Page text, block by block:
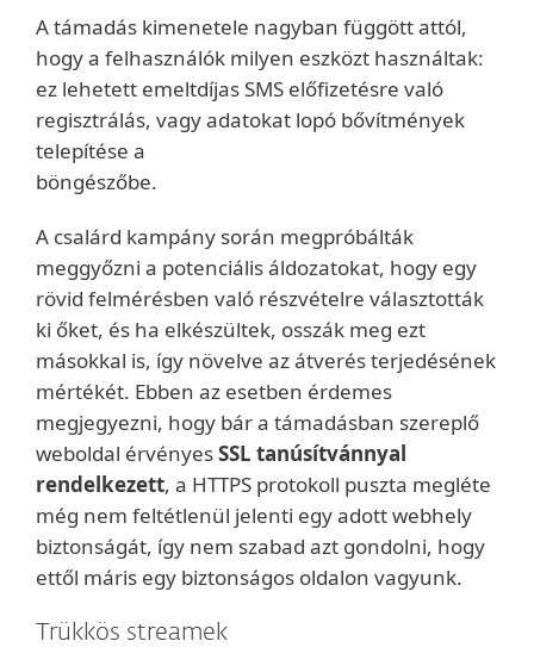
A támadás kimenetele nagyban függött attól,
hogy a felhasználók milyen eszközt használtak:
ez lehetett emeltdíjas SMS előfizetésre való
regisztrálás, vagy adatokat lopó bővítmények
telepítése a
böngészőbe.
A csalárd kampány során megpróbálták
meggyőzni a potenciális áldozatokat, hogy egy
rövid felmérésben való részvételre választották
ki őket, és ha elkészültek, osszák meg ezt
másokkal is, így növelve az átverés terjedésének
mértékét. Ebben az esetben érdemes
megjegyezni, hogy bár a támadásban szereplő
weboldal érvényesSSL tanúsítvánnyal
rendelkezett, a HTTPS protokoll puszta megléte
még nem feltétlenül jelenti egy adott webhely
biztonságát, így nem szabad azt gondolni, hogy
ettől máris egy biztonságos oldalon vagyunk.
Trükkös streamek